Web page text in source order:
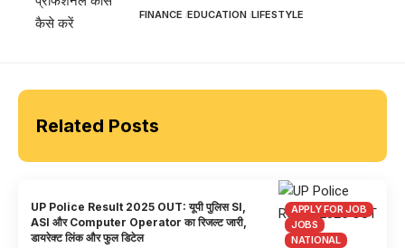
FINANCE EDUCATION LIFESTYLE
Related Posts
APPLY FOR JOB
JOBS
NATIONAL
UP Police Result 2025 OUT: यूपी पुलिस SI,
ASI और Computer Operator का रिजल्ट जारी,
डायरेक्ट लिंक और फुल डिटेल